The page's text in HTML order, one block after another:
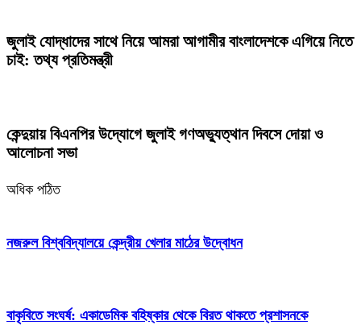
জুলাই যোদ্ধাদের সাথে নিয়ে আমরা আগামীর বাংলাদেশকে এগিয়ে নিতে
চাই: তথ্য প্রতিমন্ত্রী
কেন্দুয়ায় বিএনপির উদ্যোগে জুলাই গণঅভ্যুত্থান দিবসে দোয়া ও
আলোচনা সভা
অধিক পঠিত
নজরুল বিশ্ববিদ্যালয়ে কেন্দ্রীয় খেলার মাঠের উদ্বোধন
বাকৃবিতে সংঘর্ষ: একাডেমিক বহিষ্কার থেকে বিরত থাকতে প্রশাসনকে